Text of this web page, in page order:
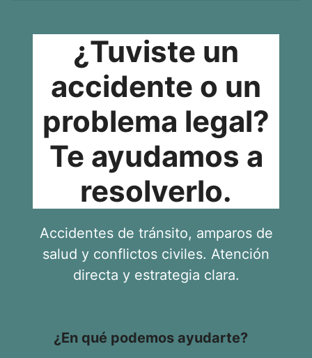
¿Tuviste un
accidente o un
problema legal?
Te ayudamos a
resolverlo.
Accidentes de tránsito, amparos de
salud y conflictos civiles. Atención
directa y estrategia clara.
¿En qué podemos ayudarte?